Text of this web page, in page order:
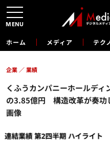
ホーム メディア テク
くふうカンパニーホールデ
の3.85億円 構造改革が奏功
画像
企業 業績
MENU